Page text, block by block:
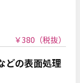
￥380 （税抜）
どの表面処理